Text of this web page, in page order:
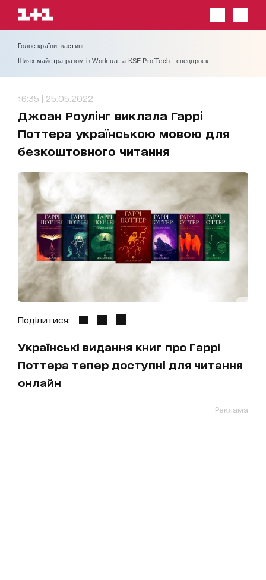
Голос країни: кастинг
Шлях майстра разом із Work.ua та KSE ProfTech - спецпроєкт
16:35 | 25.05.2022
Джоан Роулінг виклала Гаррі
Поттера українською мовою для
безкоштовного читання
Поділитися:
Українські видання книг про Гаррі
Поттера тепер доступні для читання
онлайн
Реклама